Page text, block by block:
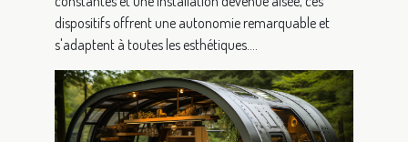
dispositifs offrent une autonomie remarquable et
s'adaptent à toutes les esthétiques....